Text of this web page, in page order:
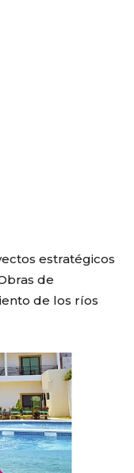
estratégicos
de
de los ríos